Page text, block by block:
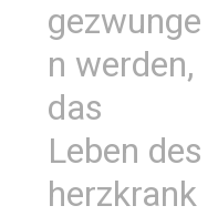
gezwunge
n werden,
das
Leben des
herzkrank